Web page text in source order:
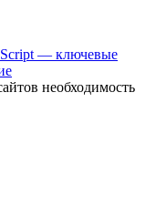
— ключевые
необходимость